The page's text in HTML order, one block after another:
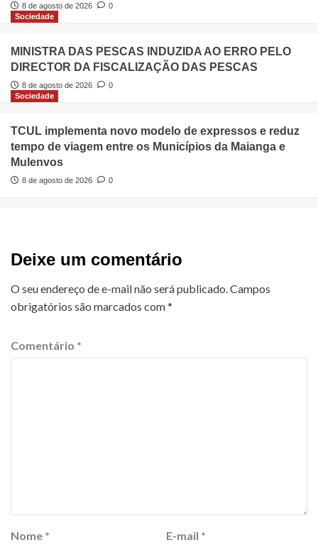
8 de agosto de 2026
0
Sociedade
MINISTRA DAS PESCAS INDUZIDA AO ERRO PELO
DIRECTOR DA FISCALIZAÇÃO DAS PESCAS
8 de agosto de 2026
0
Sociedade
TCUL implementa novo modelo de expressos e reduz
tempo de viagem entre os Municípios da Maianga e
Mulenvos
8 de agosto de 2026 0
Deixe um comentário
O seu endereço de e-mail não será publicado.Campos
obrigatórios são marcados com*
Comentário *
Nome * E-mail *